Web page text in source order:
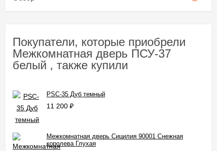
Покупатели, которые приобрели
Межкомнатная дверь ПСУ-37
белый , также купили
PSC-35 Дуб темный
11 200 ₽
Межкомнатная дверь Сицилия 90001 Снежная
королева Глухая